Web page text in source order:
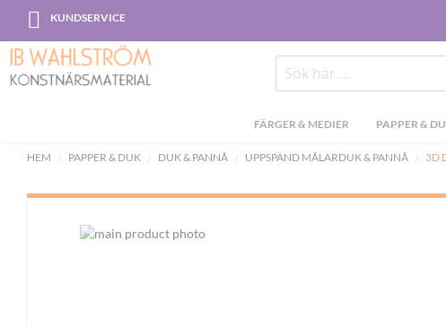
KUNDSERVICESkip
Content
Sök
FÄRGER & MEDIER PAPPER &
HEM PAPPER & DUK DUK & PANNÅ UPPSPÄND MÅLARDUK & PANNÅ 3D